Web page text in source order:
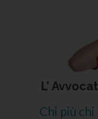
L’
Chi più